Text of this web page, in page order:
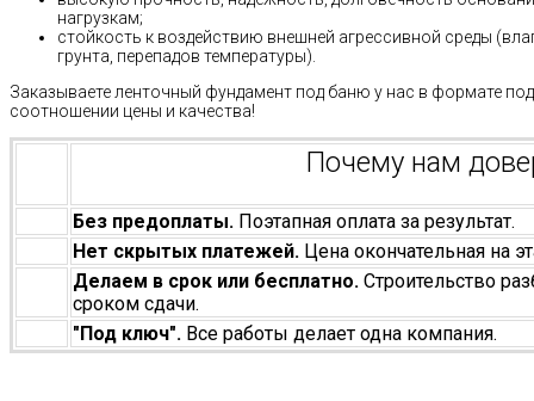
нагрузкам;
стойкость к воздействию внешней агрессивной среды
грунта, перепадов температуры).
Заказываете ленточный фундамент под баню у нас в формате
соотношении цены и качества!
Почему нам
Без предоплаты. Поэтапная оплата за результат.
Нет скрытых платежей. Цена окончательная на
Делаем в срок или бесплатно. Строительство
сроком сдачи.
"Под ключ". Все работы делает одна компания.